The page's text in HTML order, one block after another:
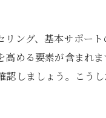
ング、基本サポー
める要素が含まれ
しましょう。こう